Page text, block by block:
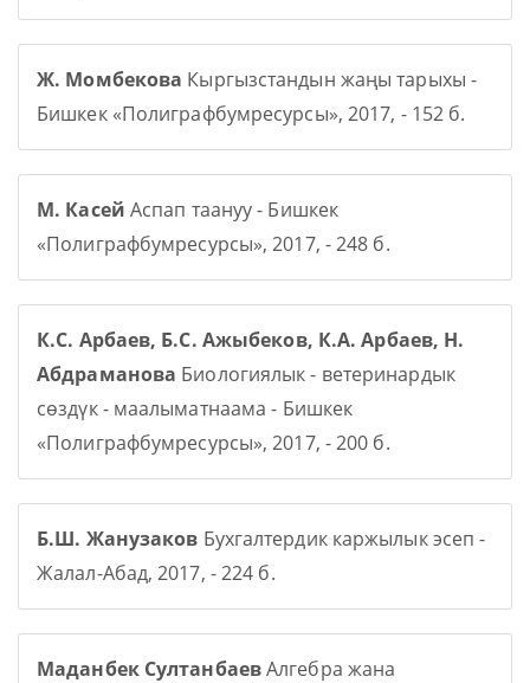
Ж. Момбекова Кыргызстандын жаңы тарыхы -
Бишкек «Полиграфбумресурсы», 2017, - 152 б.
М. Касей Аспап таануу - Бишкек
«Полиграфбумресурсы», 2017, - 248 б.
К.С. Арбаев, Б.С. Ажыбеков, К.А. Арбаев, Н.
Абдраманова Биологиялык - ветеринардык
сөздүк - маалыматнаама - Бишкек
«Полиграфбумресурсы», 2017, - 200 б.
Б.Ш. Жанузаков Бухгалтердик каржылык эсеп -
Жалал-Абад, 2017, - 224 б.
Маданбек СултанбаевАлгебра жана